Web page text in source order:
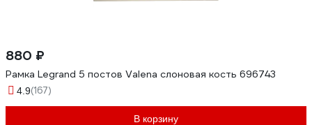
880 ₽
Рамка Legrand 5 постов Valena слоновая кость 696743
4.9(167)
В корзину